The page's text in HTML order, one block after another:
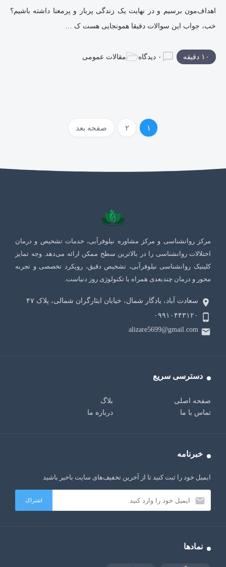
اهداف‌مون برسیم و در نهایت یک زندگی پربار و پرمعنا داشته باشیم؟
خب، جواب این سوالات دقیقا همونجایی هست ک …
۱۰ دقیقه ۰ دیدگاه مقالات عمومی
۱ ۲ صفحه بعد
مرکز روانشناسی و مرکز مشاوره نیلوفرآبی، خدمات تشخیص و درمان
اختلالات روانشناسی را در بالاترین سطح ممکن ارائه می‌دهد. وجه تمایز
کلینیک روانشناسی نیلوفرآبی، تشخیص دقیق، رویکرد تخصصی و تجربه
محور و درمان چندبعدی همراه با تکنولوژی روز دنیاست.
سعادت آباد، یادگار شمال، خیابان ایثارگران شمالی، پلاک ۴٧
۰۹۹۱۰۴۴۳۱۲۰
alizare5699@gmail.com
دسترسی سریع
صفحه اصلی
بلاگ
تماس با ما
درباره ما
خبرنامه
ایمیل خود را ثبت کنید تا از آخرین تخفیف‌های سایت باخیر باشید
نمادها